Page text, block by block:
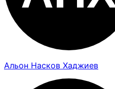
Альон Насков Хаджиев